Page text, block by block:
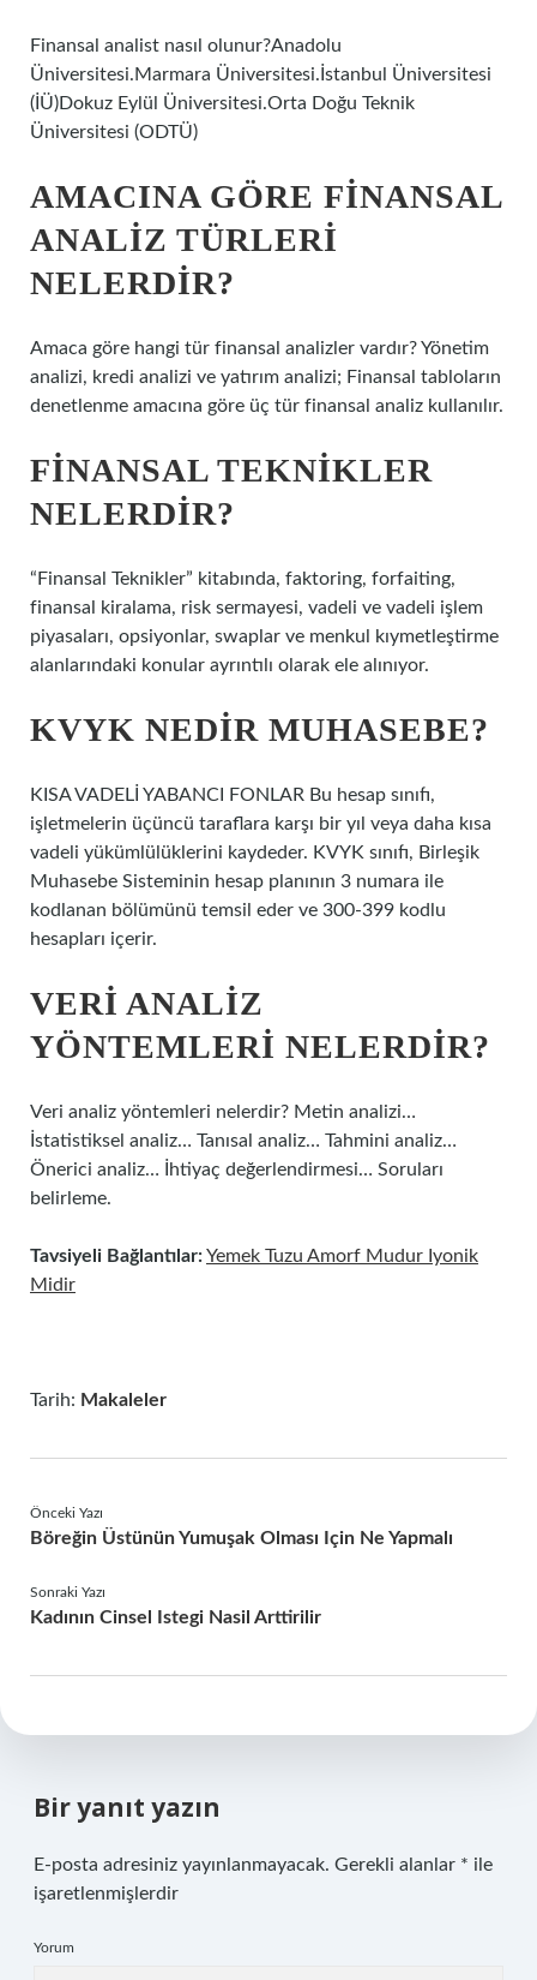
Finansal analist nasıl olunur?Anadolu
Üniversitesi.Marmara Üniversitesi.İstanbul Üniversitesi
(İÜ)Dokuz Eylül Üniversitesi.Orta Doğu Teknik
Üniversitesi (ODTÜ)
AMACINA GÖRE FINANSAL
ANALIZ TÜRLERI
NELERDIR?
Amaca göre hangi tür finansal analizler vardır? Yönetim
analizi, kredi analizi ve yatırım analizi; Finansal tabloların
denetlenme amacına göre üç tür finansal analiz kullanılır.
FINANSAL TEKNIKLER
NELERDIR?
“Finansal Teknikler” kitabında, faktoring, forfaiting,
finansal kiralama, risk sermayesi, vadeli ve vadeli işlem
piyasaları, opsiyonlar, swaplar ve menkul kıymetleştirme
alanlarındaki konular ayrıntılı olarak ele alınıyor.
KVYK NEDIR MUHASEBE?
KISA VADELİ YABANCI FONLAR Bu hesap sınıfı,
işletmelerin üçüncü taraflara karşı bir yıl veya daha kısa
vadeli yükümlülüklerini kaydeder. KVYK sınıfı, Birleşik
Muhasebe Sisteminin hesap planının 3 numara ile
kodlanan bölümünü temsil eder ve 300-399 kodlu
hesapları içerir.
VERI ANALIZ
YÖNTEMLERI NELERDIR?
Veri analiz yöntemleri nelerdir? Metin analizi…
İstatistiksel analiz… Tanısal analiz… Tahmini analiz…
Önerici analiz… İhtiyaç değerlendirmesi… Soruları
belirleme.
Tavsiyeli Bağlantılar:Yemek Tuzu Amorf Mudur Iyonik
Midir
Tarih: Makaleler
Önceki Yazı
Böreğin Üstünün Yumuşak Olması Için Ne Yapmalı
Sonraki Yazı
Kadının Cinsel Istegi Nasil Arttirilir
Bir yanıt yazın
E-posta adresiniz yayınlanmayacak. Gerekli alanlar * ile
işaretlenmişlerdir
Yorum